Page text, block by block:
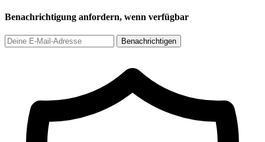
Benachrichtigung anfordern, wenn verfügbar
Benachrichtigen